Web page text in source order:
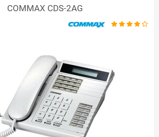
COMMAX CDS-2AG